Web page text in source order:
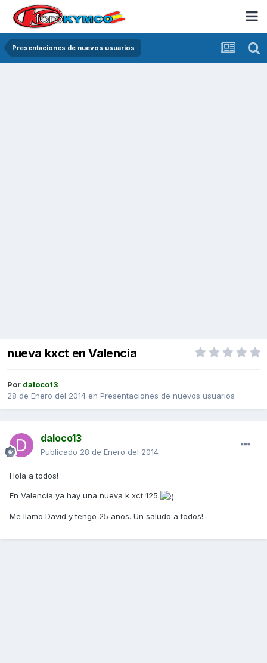
Presentaciones de nuevos usuarios
nueva kxct en Valencia
Por daloco13
28 de Enero del 2014 en Presentaciones de nuevos usuarios
daloco13
Publicado 28 de Enero del 2014
Hola a todos!
En Valencia ya hay una nueva k xct 125
Me llamo David y tengo 25 años. Un saludo a todos!